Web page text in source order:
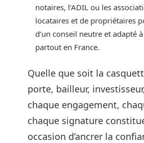
notaires, l’ADIL ou les
locataires et de propriétaires
d’un conseil neutre et adapté
partout en France.
Quelle que soit la
porte, bailleur,
chaque engagement,
chaque signature
occasion d’ancrer la